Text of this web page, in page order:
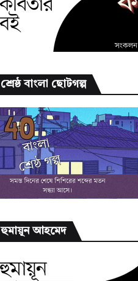
শ্রেষ্ঠ বাংলা ছোটগল্প
হুমায়ূন আহমেদ